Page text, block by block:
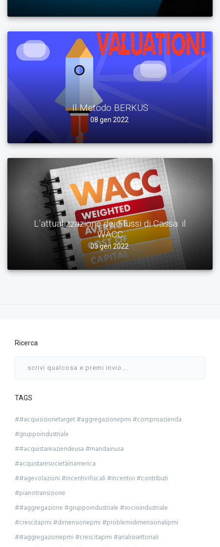
Il Metodo BERKUS
08 gen 2022
L’attualizzazione dei Flussi di Cassa: il
WACC
03 gen 2022
Ricerca
TAGS
##acquisizionetarget #aggregazionepmi #comproazienda
#gruppoindustriale
##acquistareaziendeusa #mandainusa
#acquistaresocietàinamerica
##agevolazioni #incentivifiscali #incentivi #contributi
#pianotransizione
##aggregazione #gruppoindustriale #socioindustriale
#crescitapmi #dimensionepmi #problemidimensionalipmi
##aggregazionepmi #crescitapmi #analisisettoriali